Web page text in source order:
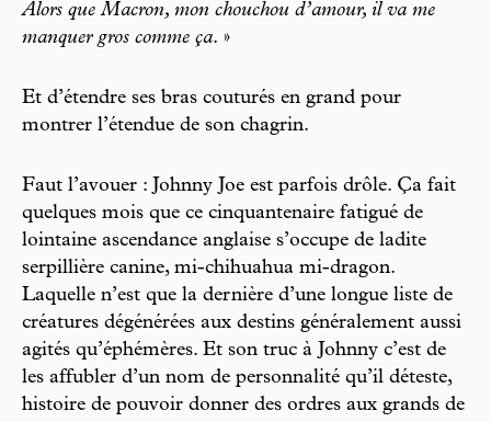
Alors que Macron, mon chouchou d’amour, il va me
manquer gros comme ça. »
Et d’étendre ses bras couturés en grand pour
montrer l’étendue de son chagrin.
Faut l’avouer : Johnny Joe est parfois drôle. Ça fait
quelques mois que ce cinquantenaire fatigué de
lointaine ascendance anglaise s’occupe de ladite
serpillière canine, mi-chihuahua mi-dragon.
Laquelle n’est que la dernière d’une longue liste de
créatures dégénérées aux destins généralement aussi
agités qu’éphémères. Et son truc à Johnny c’est de
les affubler d’un nom de personnalité qu’il déteste,
histoire de pouvoir donner des ordres aux grands de